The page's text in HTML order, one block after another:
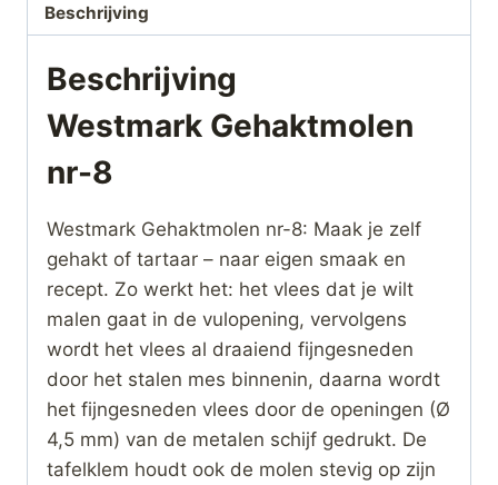
Beschrijving
Beschrijving
Westmark Gehaktmolen
nr-8
Westmark Gehaktmolen nr-8: Maak je zelf
gehakt of tartaar – naar eigen smaak en
recept. Zo werkt het: het vlees dat je wilt
malen gaat in de vulopening, vervolgens
wordt het vlees al draaiend fijngesneden
door het stalen mes binnenin, daarna wordt
het fijngesneden vlees door de openingen (Ø
4,5 mm) van de metalen schijf gedrukt. De
tafelklem houdt ook de molen stevig op zijn